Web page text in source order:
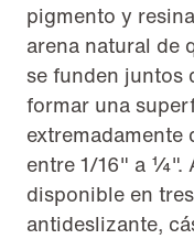
pigmento y
arena natural de
se funden juntos
formar una
extremadamente
entre 1/16" a ¼".
disponible en
antideslizante,